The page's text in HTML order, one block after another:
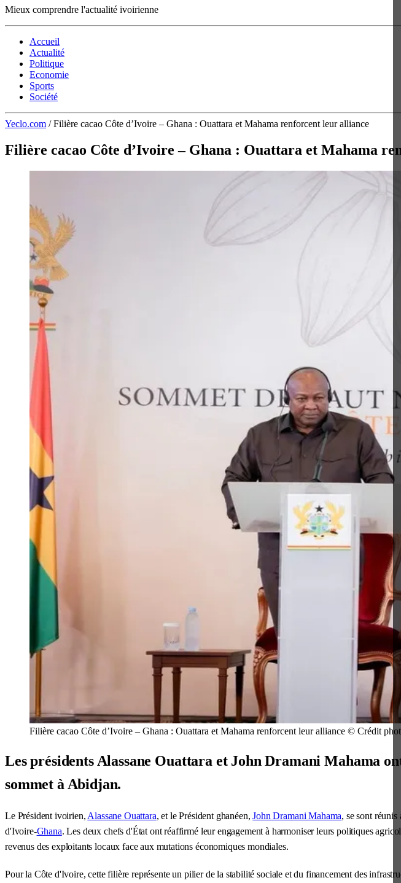
Mieux comprendre l'actualité ivoirienne
Accueil
Actualité
Politique
Economie
Sports
Société
Yeclo.com / Filière cacao Côte d’Ivoire – Ghana : Ouattara et Mahama renforcent leur alliance
Filière cacao Côte d’Ivoire – Ghana : Ouattara et Mahama
Filière cacao Côte d’Ivoire – Ghana : Ouattara et Mahama renforcent leur alliance © Crédit
Les présidents Alassane Ouattara et John Dramani Mahama
sommet à Abidjan.
Le Président ivoirien, Alassane Ouattara, et le Président ghanéen,John Dramani Mahama, se sont
d'Ivoire-Ghana. Les deux chefs d'État ont réaffirmé leur engagement à harmoniser leurs politiques
revenus des exploitants locaux face aux mutations économiques mondiales.
Pour la Côte d'Ivoire, cette filière représente un pilier de la stabilité sociale et du financement des